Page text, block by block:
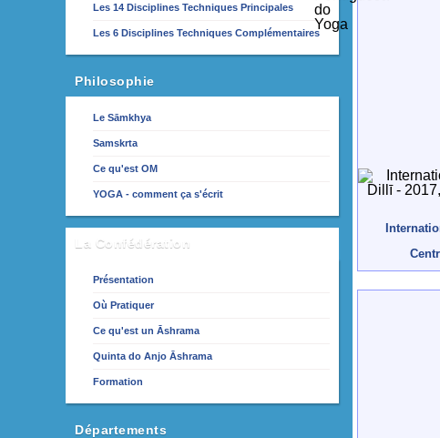
Les 14 Disciplines Techniques Principales
Les 6 Disciplines Techniques Complémentaires
Philosophie
Le Sāmkhya
Samskrta
Ce qu'est OM
YOGA - comment ça s'écrit
La Confédération
Présentation
Où Pratiquer
Ce qu'est un Āshrama
Quinta do Anjo Āshrama
Formation
Départements